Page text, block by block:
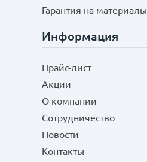
Гарантия на материалы
Информация
Прайс-лист
Акции
О компании
Сотрудничество
Новости
Контакты